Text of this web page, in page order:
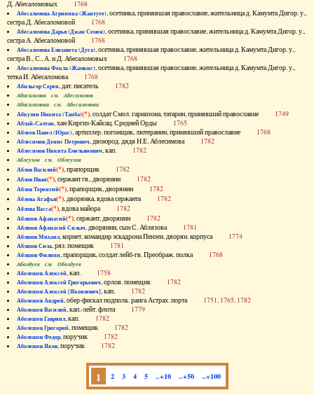
Д. Абесаломовых 1768
Абесаломова Агрипина (Жантуте), осетинка, принявшая православие, жительница д. Камумта Дигор. у.,
сестра Д. Абесаломовой 1768
Абесаломова Дарья (Джан Семен), осетинка, принявшая православие, жительница д. Камумта Дигор. у.,
сестра А. Абесаломовой 1768
Абесаломова Елизавета (Дуга), осетинка, принявшая православие, жительница д. Камумта Дигор. у.,
сестра В., С., А. и Д. Абесаломовых 1768
Абесаломова Фекла (Жамкис), осетинка, принявшая православие, жительница д. Камумта Дигор. у.,
тетка И. Абесаломова 1768
Абильгор Серен, дат. писатель 1782
Абисаломов см. Абесаломов
Абисаломова см. Абесаломова
Абкузин Никита (Танба)(*), солдат Смол. гарнизона, татарин, принявший православие 1749
Аблай-Салтан, хан Киргиз-Кайсац. Средней Орды 1765
Аблеев Павел (Юрас), артиллер. погонщик, лютеранин, принявший православие 1768
Аблесимов Денис Петрович, двоюрод. дядя Н.Е. Аблесимова 1782
Аблесимов Никита Емельянович, кап. 1782
Аблеухов см. Облеухов
Аблов Василий(*), прапорщик 1782
Аблов Иван(*), сержант гв., дворянин 1782
Аблов Терентий(*), прапорщик, дворянин 1782
Аблова Агафья(*), дворянка, вдова сержанта 1782
Аблова Васса(*), вдова майора 1782
Аблязов Афанасий(*), сержант, дворянин 1782
Аблязов Афанасий Силыч, дворянин, сын С. Аблязова 1781
Аблязов Михаил, корнет, командир эскадрона Пензен. дворян. корпуса 1774
Аблязов Сила, ряз. помещик 1781
Аблязов Филипп, прапорщик, солдат лейб-гв. Преображ. полка 1768
Аболдуев см. Оболдуев
Аболешев Алексей, кап. 1758
Аболешев Алексей Григорьевич, орлов. помещик 1782
Аболешев Алексей [Яковлевич], кап. 1782
Аболешев Андрей, обер-фискал подполк. ранга Астрах. порта 1751, 1765, 1782
Аболешев Василий, кап.-лейт. флота 1779
Аболешев Гавриил, кап. 1782
Аболешев Григорий, помещик 1782
Аболешев Федор, поручик 1782
Аболешев Яков, поручик 1782
1 2 3 4 5 ..+10 ..+50 ..+100